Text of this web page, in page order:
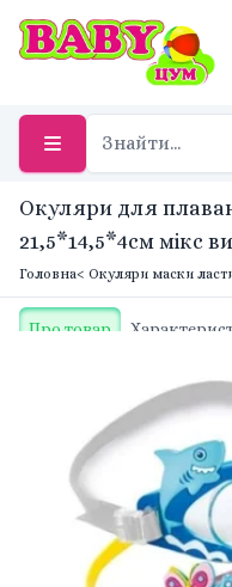
Окуляри для
21,5*14,5*4см мікс
Головна< Окуляри маски
Про товар